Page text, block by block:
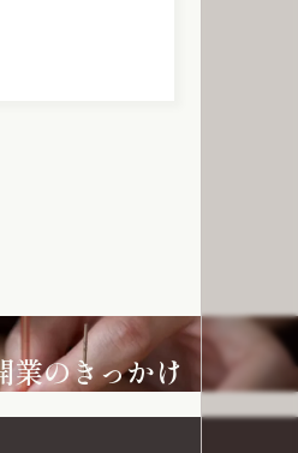
業のきっかけ